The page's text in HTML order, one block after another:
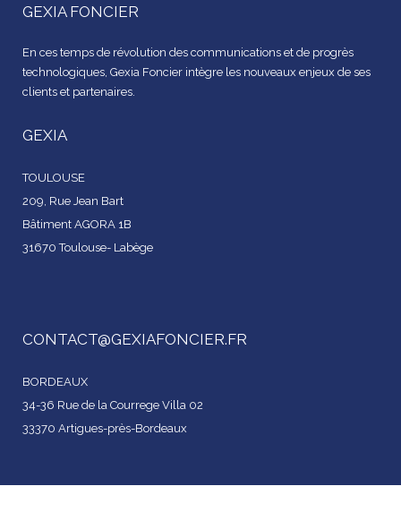
GEXIA FONCIER
En ces temps de révolution des communications et de progrès
technologiques, Gexia Foncier intègre les nouveaux enjeux de ses
clients et partenaires.
GEXIA
TOULOUSE
209, Rue Jean Bart
Bâtiment AGORA 1B
31670 Toulouse- Labège
CONTACT@GEXIAFONCIER.FR
BORDEAUX
34-36 Rue de la Courrege Villa 02
33370 Artigues-près-Bordeaux